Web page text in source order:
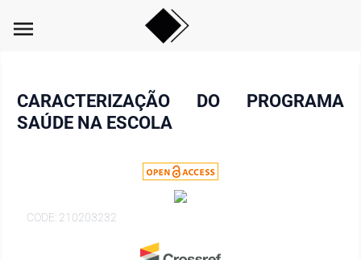
menu
CARACTERIZAÇÃO DO PROGRAMA
SAÚDE NA ESCOLA
CODE: 210203232